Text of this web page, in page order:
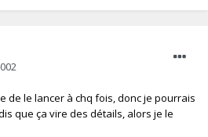
de le lancer à chq fois, donc je pourrais
que ça vire des détails, alors je le